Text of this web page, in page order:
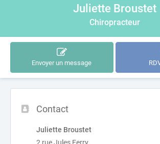
Juliette Broustet
Chiropracteur
Envoyer un message
Contact
Juliette Broustet